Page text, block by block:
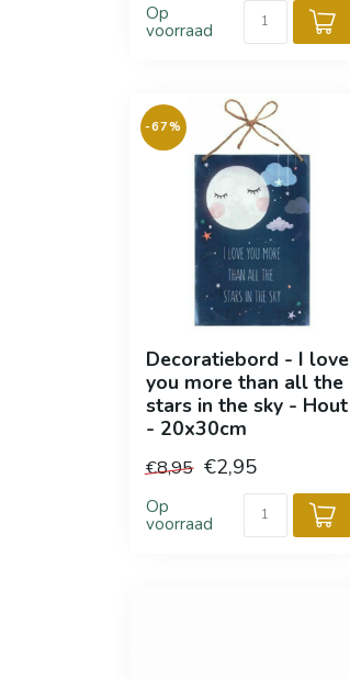
Op
voorraad
-67%
Decoratiebord - I love
you more than all the
stars in the sky - Hout
- 20x30cm
€8,95 €2,95
Op
voorraad